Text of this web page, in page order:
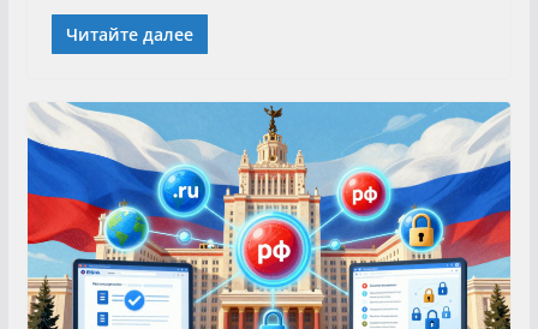
Читайте далее